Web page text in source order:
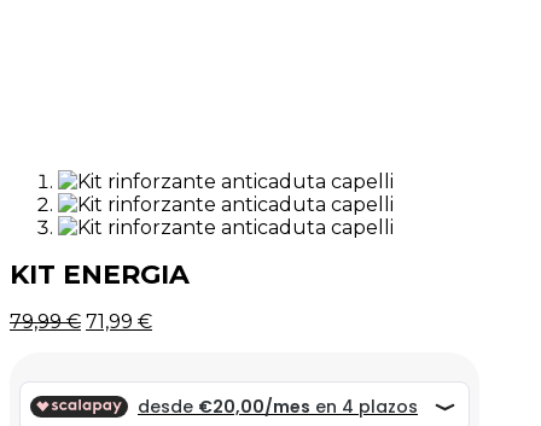
KIT ENERGIA
El
era:
79,99 €.
79,99€El
es:
79,99 €.
71,99 €